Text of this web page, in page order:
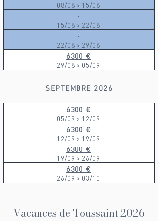
08/08 > 15/08
-
15/08 > 22/08
-
22/08 > 29/08
6300 €
29/08 > 05/09
SEPTEMBRE 2026
6300 €
05/09 > 12/09
6300 €
12/09 > 19/09
6300 €
19/09 > 26/09
6300 €
26/09 > 03/10
Vacances de Toussaint 2026